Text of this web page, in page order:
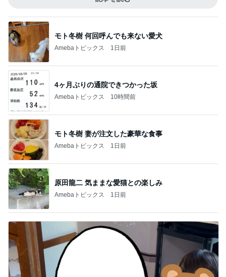
モト冬樹 何回呼んでも来ない愛犬
Amebaトピックス 1日前
4ヶ月ぶりの通院できつかった坂
Amebaトピックス 10時間前
モト冬樹 妻が注文した豪華な食事
Amebaトピックス 1日前
原田龍二 気ままな愛猫との楽しみ
Amebaトピックス 1日前